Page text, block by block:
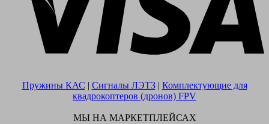
Пружины КАС | Сигналы ЛЭТЗ| Комплектующие для
квадрокоптеров (дронов) FPV
МЫ НА МАРКЕТПЛЕЙСАХ